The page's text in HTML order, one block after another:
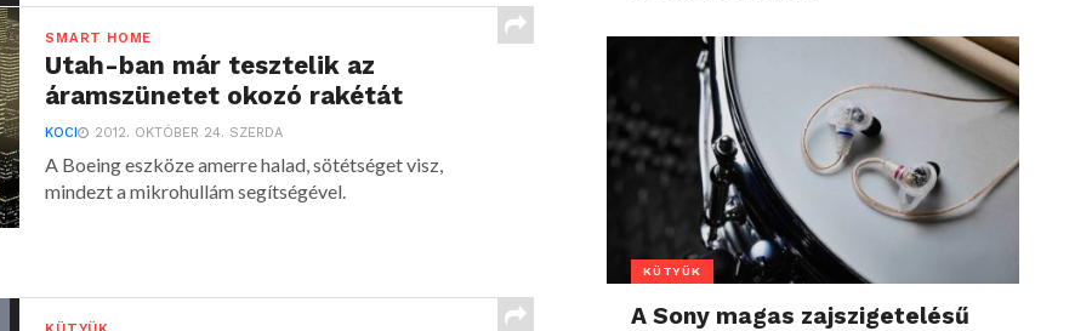
SMART HOME
Utah-ban már tesztelik az
áramszünetet okozó rakétát
KOCI 2012. OKTÓBER 24. SZERDA
A Boeing eszköze amerre halad, sötétséget visz,
mindezt a mikrohullám segítségével.
KÜTYÜK
A Sony magas zajszigetelésű